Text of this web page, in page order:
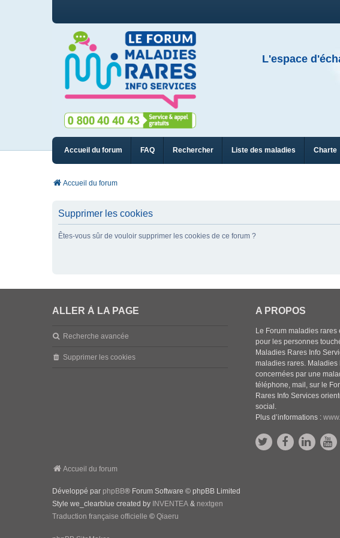
L'espace
Accueil du forum FAQ Rechercher Liste des maladies Charte
Accueil du forum
Supprimer les cookies
Êtes-vous sûr de vouloir supprimer les cookies de ce forum ?
ALLER À LA PAGE
Recherche avancée
Supprimer les cookies
A PROPOS
Le Forum maladies rares
pour les personnes
Maladies Rares Info
maladies rares.
concernées par une
téléphone, mail, sur le
Rares Info Services
social.
Plus d’informations :
Accueil du forum
Développé par phpBB® Forum Software © phpBB Limited
Style we_clearblue created by INVENTEA & nextgen
Traduction française officielle © Qiaeru